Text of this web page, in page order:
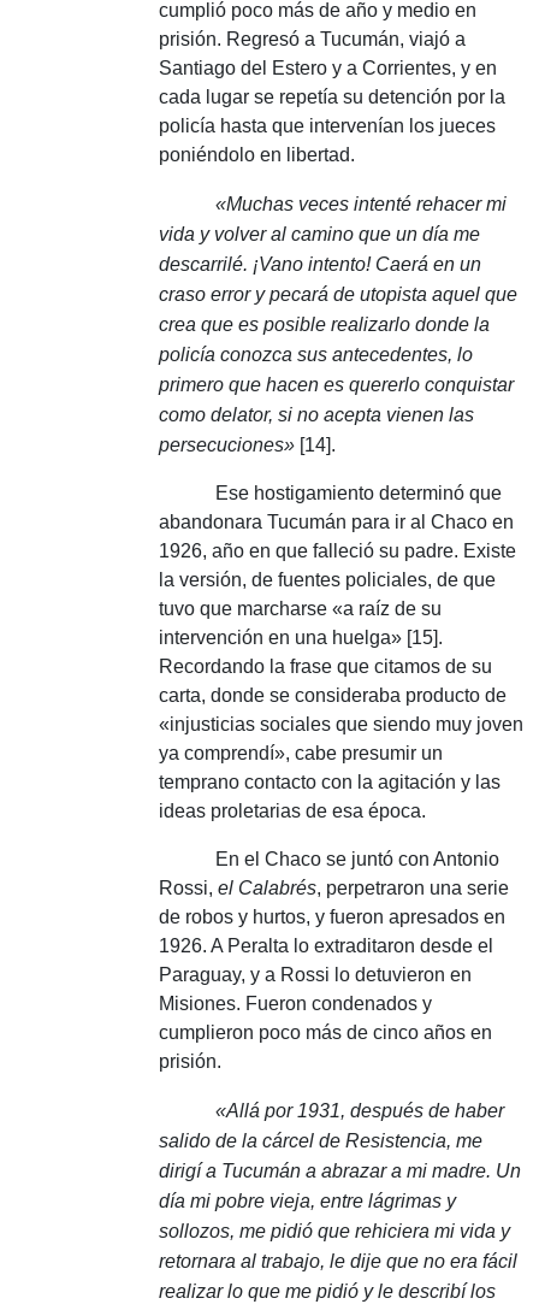
cumplió poco más de año y medio en
prisión. Regresó a Tucumán, viajó a
Santiago del Estero y a Corrientes, y en
cada lugar se repetía su detención por la
policía hasta que intervenían los jueces
poniéndolo en libertad.
«Muchas veces intenté rehacer mi
vida y volver al camino que un día me
descarrilé. ¡Vano intento! Caerá en un
craso error y pecará de utopista aquel que
crea que es posible realizarlo donde la
policía conozca sus antecedentes, lo
primero que hacen es quererlo conquistar
como delator, si no acepta vienen las
persecuciones» [14].
Ese hostigamiento determinó que
abandonara Tucumán para ir al Chaco en
1926, año en que falleció su padre. Existe
la versión, de fuentes policiales, de que
tuvo que marcharse «a raíz de su
intervención en una huelga» [15].
Recordando la frase que citamos de su
carta, donde se consideraba producto de
«injusticias sociales que siendo muy joven
ya comprendí», cabe presumir un
temprano contacto con la agitación y las
ideas proletarias de esa época.
En el Chaco se juntó con Antonio
Rossi, el Calabrés, perpetraron una serie
de robos y hurtos, y fueron apresados ​​en
1926. A Peralta lo extraditaron desde el
Paraguay, y a Rossi lo detuvieron en
Misiones. Fueron condenados y
cumplieron poco más de cinco años en
prisión.
«Allá por 1931, después de haber
salido de la cárcel de Resistencia, me
dirigí a Tucumán a abrazar a mi madre. Un
día mi pobre vieja, entre lágrimas y
sollozos, me pidió que rehiciera mi vida y
retornara al trabajo, le dije que no era fácil
realizar lo que me pidió y le describí los